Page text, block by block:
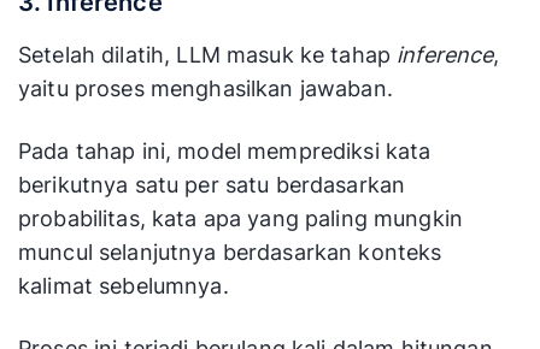
Setelah dilatih, LLM masuk ke tahap inference,
yaitu proses menghasilkan jawaban.
Pada tahap ini, model memprediksi kata
berikutnya satu per satu berdasarkan
probabilitas, kata apa yang paling mungkin
muncul selanjutnya berdasarkan konteks
kalimat sebelumnya.